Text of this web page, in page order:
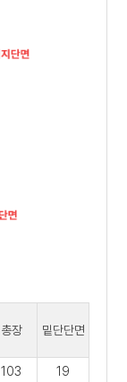
총장 밑단단면
103
19